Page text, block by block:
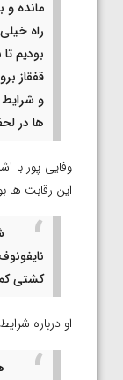
مانده و
بودیم
قفقاز
و
ها در
وفایی پور با
این رقابت ها
کشتی
او درباره